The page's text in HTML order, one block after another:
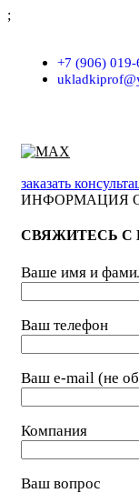
;
+7 (906) 019-
заказать
ИНФОРМАЦИЯ
СВЯЖИТЕСЬ
Ваше имя и
Ваш телефон
Ваш e-mail (не
Компания
Ваш вопрос